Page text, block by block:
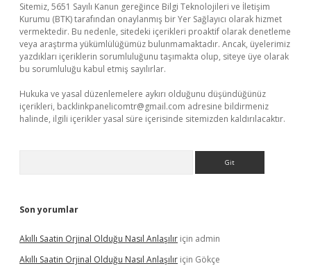
Sitemiz, 5651 Sayılı Kanun gereğince Bilgi Teknolojileri ve İletişim
Kurumu (BTK) tarafından onaylanmış bir Yer Sağlayıcı olarak hizmet
vermektedir. Bu nedenle, sitedeki içerikleri proaktif olarak denetleme
veya araştırma yükümlülüğümüz bulunmamaktadır. Ancak, üyelerimiz
yazdıkları içeriklerin sorumluluğunu taşımakta olup, siteye üye olarak
bu sorumluluğu kabul etmiş sayılırlar.
Hukuka ve yasal düzenlemelere aykırı olduğunu düşündüğünüz
içerikleri, backlinkpanelicomtr@gmail.com adresine bildirmeniz
halinde, ilgili içerikler yasal süre içerisinde sitemizden kaldırılacaktır.
Son yorumlar
Akıllı Saatin Orjinal Olduğu Nasıl Anlaşılır için admin
Akıllı Saatin Orjinal Olduğu Nasıl Anlaşılır için Gökçe